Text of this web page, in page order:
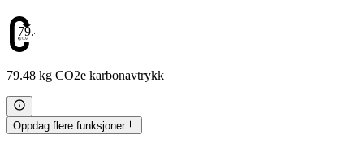
79.48
79.48 kg CO2e karbonavtrykk
Oppdag flere funksjoner